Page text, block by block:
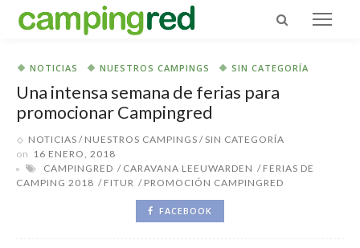
NOTICIAS NUESTROS CAMPINGS SIN CATEGORÍA
Una intensa semana de ferias para
promocionar Campingred
NOTICIAS NUESTROS CAMPINGS
SIN CATEGORÍA
on 16 ENERO, 2018
CAMPINGRED
CARAVANA LEEUWARDEN
FERIAS DE
CAMPING 2018
FITUR PROMOCIÓN CAMPINGRED
FACEBOOK